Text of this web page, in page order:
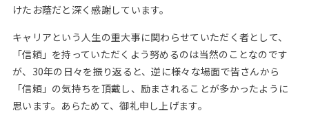
けたお蔭だと深く感謝しています。
キャリアという人生の重大事に関わらせていただく者として、
「信頼」を持っていただくよう努めるのは当然のことなのです
が、30年の日々を振り返ると、逆に様々な場面で皆さんから
「信頼」の気持ちを頂戴し、励まされることが多かったように
思います。あらためて、御礼申し上げます。